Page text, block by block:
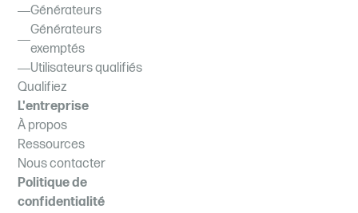
Générateurs
Générateurs
exemptés
Utilisateurs qualifiés
Qualifiez
L'entreprise
À propos
Ressources
Nous contacter
Politique de
confidentialité